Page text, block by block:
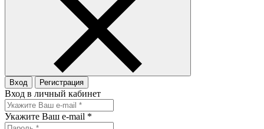
Вход Регистрация
Вход в личный кабинет
Укажите Ваш e-mail *